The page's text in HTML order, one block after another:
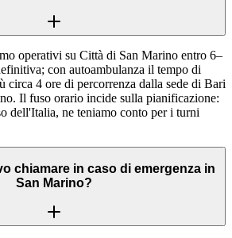
operativi su Città di San Marino entro 6–
con autoambulanza il tempo di
circa 4 ore di percorrenza dalla sede di Bari
Il fuso orario incide sulla pianificazione:
dell'Italia, ne teniamo conto per i turni
chiamare in caso di emergenza in
San Marino?